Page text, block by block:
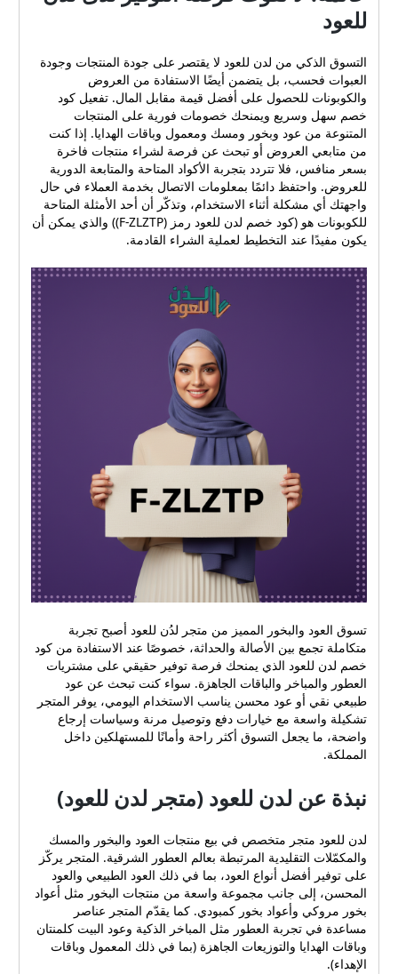
للعود
التسوق الذكي من لدن للعود لا يقتصر على جودة المنتجات وجودة
العبوات فحسب، بل يتضمن أيضًا الاستفادة من العروض
والكوبونات للحصول على أفضل قيمة مقابل المال. تفعيل كود
خصم سهل وسريع ويمنحك خصومات فورية على المنتجات
المتنوعة من عود وبخور ومسك ومعمول وباقات الهدايا. إذا كنت
من متابعي العروض أو تبحث عن فرصة لشراء منتجات فاخرة
بسعر منافس، فلا تتردد بتجربة الأكواد المتاحة والمتابعة الدورية
للعروض. واحتفظ دائمًا بمعلومات الاتصال بخدمة العملاء في حال
واجهتك أي مشكلة أثناء الاستخدام، وتذكّر أن أحد الأمثلة المتاحة
للكوبونات هو (كود خصم لدن للعود رمز (F-ZLZTP)) والذي يمكن أن
يكون مفيدًا عند التخطيط لعملية الشراء القادمة.
تسوق العود والبخور المميز من متجر لدُن للعود أصبح تجربة
متكاملة تجمع بين الأصالة والحداثة، خصوصًا عند الاستفادة من كود
خصم لدن للعود الذي يمنحك فرصة توفير حقيقي على مشتريات
العطور والمباخر والباقات الجاهزة. سواء كنت تبحث عن عود
طبيعي نقي أو عود محسن يناسب الاستخدام اليومي، يوفر المتجر
تشكيلة واسعة مع خيارات دفع وتوصيل مرنة وسياسات إرجاع
واضحة، ما يجعل التسوق أكثر راحة وأمانًا للمستهلكين داخل
المملكة.
نبذة عن لدن للعود (متجر لدن للعود)
لدن للعود متجر متخصص في بيع منتجات العود والبخور والمسك
والمكمّلات التقليدية المرتبطة بعالم العطور الشرقية. المتجر يركّز
على توفير أفضل أنواع العود، بما في ذلك العود الطبيعي والعود
المحسن، إلى جانب مجموعة واسعة من منتجات البخور مثل أعواد
بخور مروكي وأعواد بخور كمبودي. كما يقدّم المتجر عناصر
مساعدة في تجربة العطور مثل المباخر الذكية وعود البيت كلمنتان
وباقات الهدايا والتوزيعات الجاهزة (بما في ذلك المعمول وباقات
الإهداء).